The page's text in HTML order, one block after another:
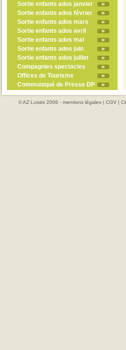
Sortie enfants ados janvier
Sortie enfants ados février
Sortie enfants ados mars
Sortie enfants ados avril
Sortie enfants ados mai
Sortie enfants ados juin
Sortie enfants ados juillet
Compagnies spectacles
Offices de Tourisme
Communiqué de Presse DP
© AZ Loisirs 2006 - mentions légales | CGV |